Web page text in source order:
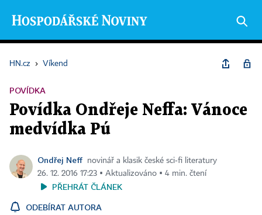
HN.cz › Víkend
POVÍDKA
Povídka Ondřeje Neffa: Vánoce
medvídka Pú
Ondřej Neff
novinář a klasik české sci‑fi literatury
26. 12. 2016 17:23 ▪ Aktualizováno ▪ 4 min. čtení
PŘEHRÁT ČLÁNEK
ODEBÍRAT AUTORA